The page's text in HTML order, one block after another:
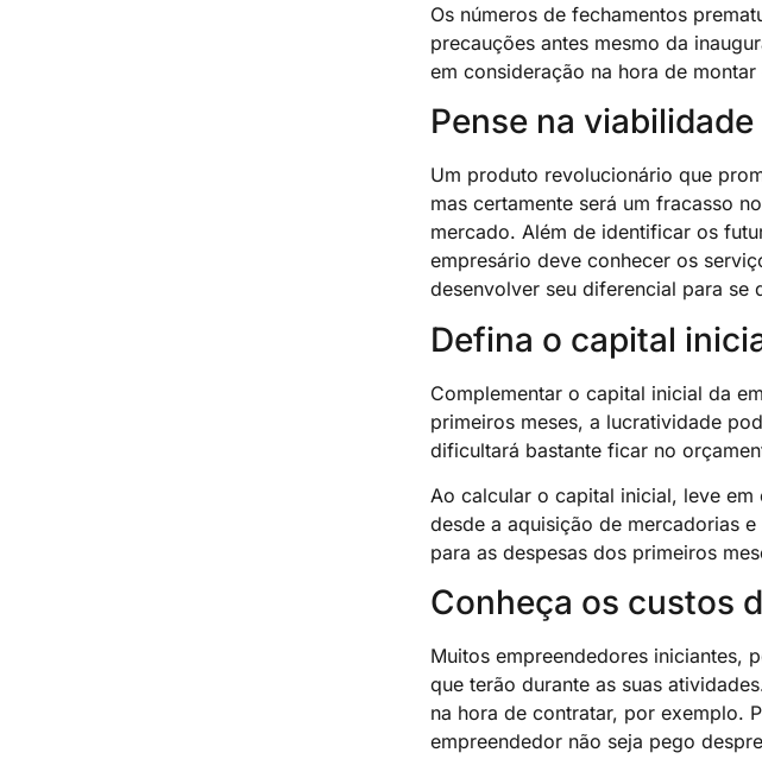
Os números de fechamentos
precauções antes mesmo da
em consideração na hora de
Pense na viabilidade
Um produto revolucionário que
mas certamente será um fracasso
mercado. Além de identificar os
empresário deve conhecer os
desenvolver seu diferencial para se
Defina o capital
Complementar o capital inicial da
primeiros meses, a lucratividade
dificultará bastante ficar no
Ao calcular o capital inicial, leve
desde a aquisição de mercadorias
para as despesas dos primeiros
Conheça os custos
Muitos empreendedores iniciantes,
que terão durante as suas
na hora de contratar, por exemplo.
empreendedor não seja pego